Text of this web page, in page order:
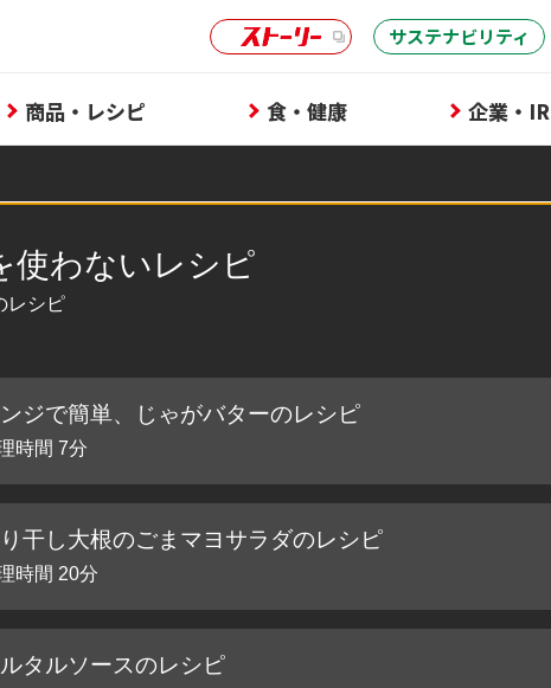
サステナビリティ
商品・レシピ 食・健康 企業・IR
使わないレシピ
レシピ
ジで簡単、じゃがバターのレシピ
時間 7分
干し大根のごまマヨサラダのレシピ
時間 20分
タルソースのレシピ